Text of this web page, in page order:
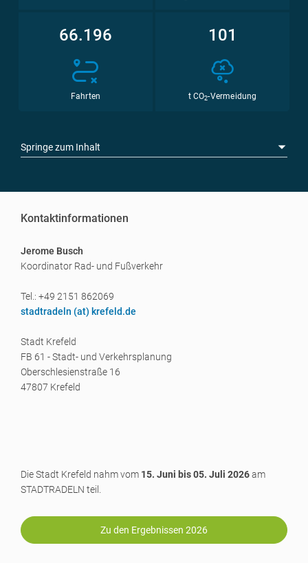
66.196
Fahrten
101
t CO2-Vermeidung
Springe zum Inhalt
Kontaktinformationen
Jerome Busch
Koordinator Rad- und Fußverkehr
Tel.: +49 2151 862069
stadtradeln (at) krefeld.de
Stadt Krefeld
FB 61 - Stadt- und Verkehrsplanung
Oberschlesienstraße 16
47807 Krefeld
Die Stadt Krefeld nahm vom 15. Juni bis 05. Juli 2026am
STADTRADELN teil.
Zu den Ergebnissen 2026